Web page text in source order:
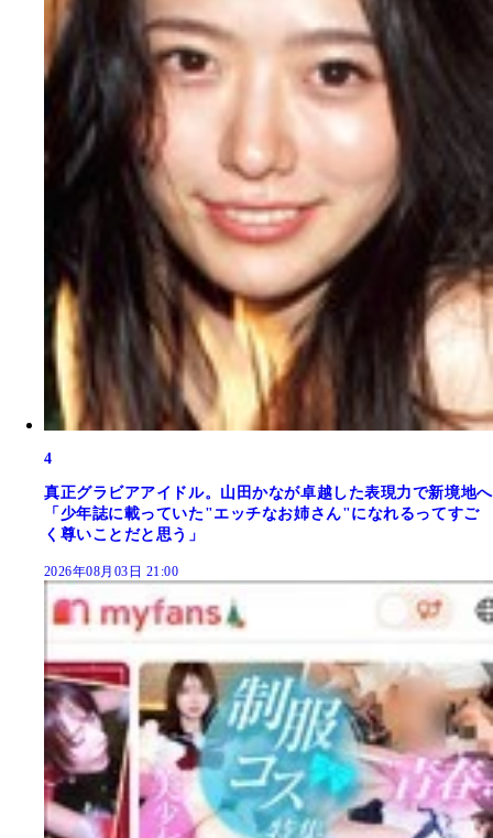
4
真正グラビアアイドル。山田かなが卓越した表現力で新境地へ
「少年誌に載っていた"エッチなお姉さん"になれるってすご
く尊いことだと思う」
2026年08月03日 21:00